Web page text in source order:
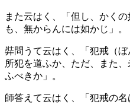
また云はく、「但し、かく
も、無からんには如かじ」。
弉問うて云はく、「犯戒（
所犯を道ふか、ただ、また
ふべきか」。
師答えて云はく、「犯戒の